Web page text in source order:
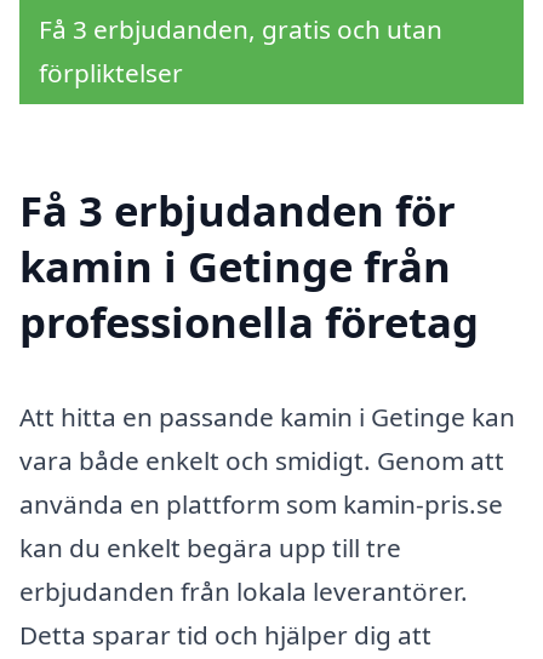
Få 3 erbjudanden, gratis och utan
förpliktelser
Få 3 erbjudanden för
kamin i Getinge från
professionella företag
Att hitta en passande kamin i Getinge kan
vara både enkelt och smidigt. Genom att
använda en plattform som kamin-pris.se
kan du enkelt begära upp till tre
erbjudanden från lokala leverantörer.
Detta sparar tid och hjälper dig att